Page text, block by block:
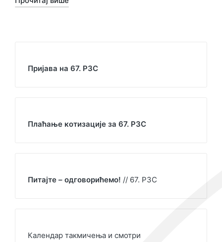
Пријава на 67. РЗС
Плаћање котизације за 67. РЗС
Питајте – одговорићемо! // 67. РЗС
Календар такмичења и смотри